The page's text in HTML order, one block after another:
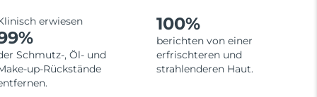
erwiesen
Schmutz-, Öl- und
up-Rückstände
100%
berichten von einer
erfrischteren und
strahlenderen Haut.